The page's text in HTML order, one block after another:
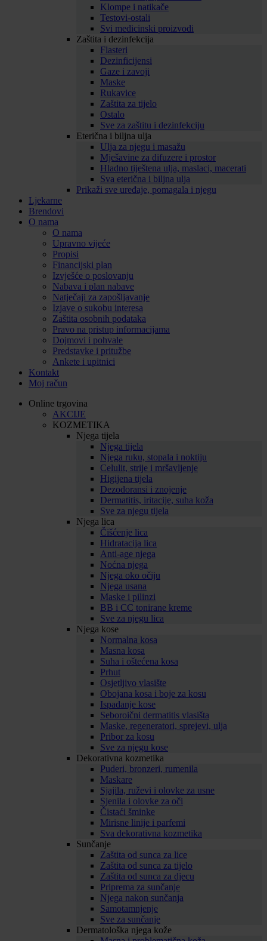
Klompe i natikače
Testovi-ostali
Svi medicinski proizvodi
Zaštita i dezinfekcija
Flasteri
Dezinficijensi
Gaze i zavoji
Maske
Rukavice
Zaštita za tijelo
Ostalo
Sve za zaštitu i dezinfekciju
Eterična i biljna ulja
Ulja za njegu i masažu
Mješavine za difuzere i prostor
Hladno tiještena ulja, maslaci, macerati
Sva eterična i biljna ulja
Prikaži sve uređaje, pomagala i njegu
Ljekarne
Brendovi
O nama
O nama
Upravno vijeće
Propisi
Financijski plan
Izvješće o poslovanju
Nabava i plan nabave
Natječaji za zapošljavanje
Izjave o sukobu interesa
Zaštita osobnih podataka
Pravo na pristup informacijama
Dojmovi i pohvale
Predstavke i pritužbe
Ankete i upitnici
Kontakt
Moj račun
Online trgovina
AKCIJE
KOZMETIKA
Njega tijela
Njega tijela
Njega ruku, stopala i noktiju
Celulit, strije i mršavljenje
Higijena tijela
Dezodoransi i znojenje
Dermatitis, iritacije, suha koža
Sve za njegu tijela
Njega lica
Čišćenje lica
Hidratacija lica
Anti-age njega
Noćna njega
Njega oko očiju
Njega usana
Maske i pilinzi
BB i CC tonirane kreme
Sve za njegu lica
Njega kose
Normalna kosa
Masna kosa
Suha i oštećena kosa
Prhut
Osjetljivo vlasište
Obojana kosa i boje za kosu
Ispadanje kose
Seboroični dermatitis vlasišta
Maske, regeneratori, sprejevi, ulja
Pribor za kosu
Sve za njegu kose
Dekorativna kozmetika
Puderi, bronzeri, rumenila
Maskare
Sjajila, ruževi i olovke za usne
Sjenila i olovke za oči
Čistaći šminke
Mirisne linije i parfemi
Sva dekorativna kozmetika
Sunčanje
Zaštita od sunca za lice
Zaštita od sunca za tijelo
Zaštita od sunca za djecu
Priprema za sunčanje
Njega nakon sunčanja
Samotamnjenje
Sve za sunčanje
Dermatološka njega kože